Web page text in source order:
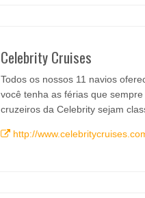
Celebrity Cruises
Todos os nossos 11 navios
você tenha as férias que
cruzeiros da Celebrity sejam
http://